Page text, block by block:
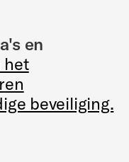
en
het
beveiliging.